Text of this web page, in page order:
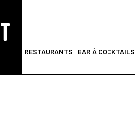
RESTAURANTS BAR À COCKTAILS